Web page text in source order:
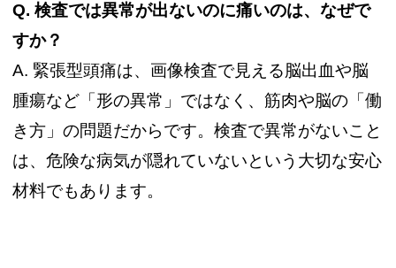
Q.検査では異常が出ないのに痛いのは、なぜで
すか？
A. 緊張型頭痛は、画像検査で見える脳出血や脳
腫瘍など「形の異常」ではなく、筋肉や脳の「働
き方」の問題だからです。検査で異常がないこと
は、危険な病気が隠れていないという大切な安心
材料でもあります。